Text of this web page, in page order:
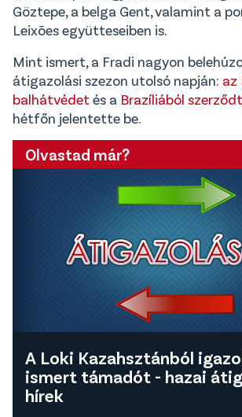
Göztepe, a belga Gent, valamint a
Leixões együtteseiben is.
Mint ismert, a Fradi nagyon
átigazolási szezon utolsó napján: az
balhátvédet és a Brazíliából
hétfőn jelentette be.
Olvastad már?
A Loki Kazahsztánból
ismert támadót - hazai
hírek